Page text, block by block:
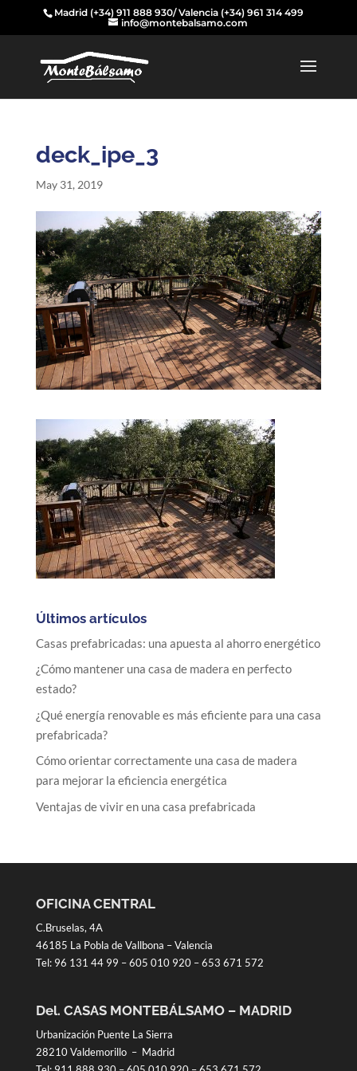
Madrid (+34) 911 888 930/ Valencia (+34) 961 314 499
info@montebalsamo.com
deck_ipe_3
May 31, 2019
Últimos artículos
Casas prefabricadas: una apuesta al ahorro energético
¿Cómo mantener una casa de madera en perfecto
estado?
¿Qué energía renovable es más eficiente para una casa
prefabricada?
Cómo orientar correctamente una casa de madera
para mejorar la eficiencia energética
Ventajas de vivir en una casa prefabricada
OFICINA CENTRAL
C.Bruselas, 4A
46185 La Pobla de Vallbona – Valencia
Tel: 96 131 44 99 –605 010 920–653 671 572
Del. CASAS MONTEBÁLSAMO – MADRID
Urbanización Puente La Sierra
28210 Valdemorillo – Madrid